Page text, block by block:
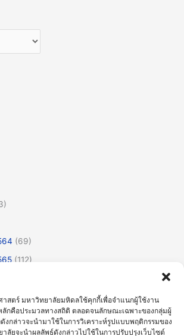
สตร์ มหาวิทยาลัยมหิดลใช้คุกกี้เพื่อจำแนกผู้ใช้งาน
กคือประมวลทางสถิติ ตลอดจนลักษณะเฉพาะของกลุ่มผู้
งกล่าวจะนำมาใช้ในการวิเคราะห์รูปแบบพฤติกรรมของ
ลัยจะนำผลลัพธ์ดังกล่าวไปใช้ในการปรับปรุงเว็บไซต์
(69)
(112)
(252)
(355)
(191)